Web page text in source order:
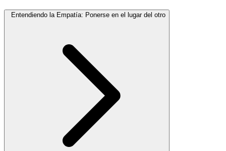
Entendiendo la Empatía: Ponerse en el lugar del otro